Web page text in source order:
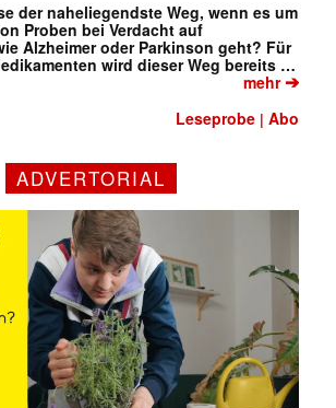
✕
der naheliegendste Weg, wenn es um
Proben bei Verdacht auf
Alzheimer oder Parkinson geht? Für
wird dieser Weg bereits …
mehr➔
Leseprobe |Abo
ADVERTORIAL